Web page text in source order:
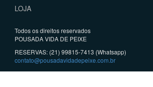
LOJA
Todos os direitos reservados
POUSADA VIDA DE PEIXE
RESERVAS: (21) 99815-7413 (Whatsapp)
contato@pousadavidadepeixe.com.br